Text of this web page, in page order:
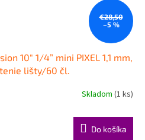
€28,50
–5 %
10" 1/4” mini PIXEL 1,1 mm,
lišty/60 čl.
Skladom (1 ks)
Do košíka